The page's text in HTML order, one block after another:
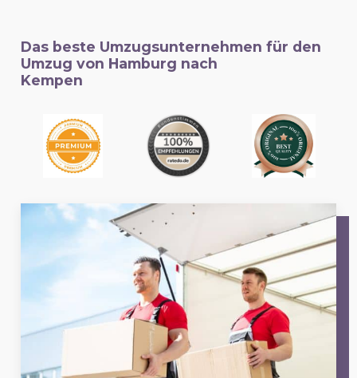
Das beste Umzugsunternehmen für den
Umzug von Hamburg nach
Kempen